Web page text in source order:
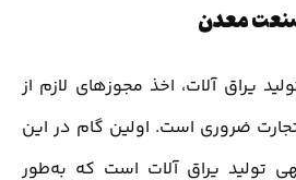
معدن
یراق آلات، اخذ مجوزهای لازم از
ضروری است. اولین گام در این
تولید یراق آلات است که به‌طور